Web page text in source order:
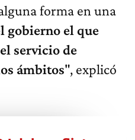
forma en una
gobierno el que
servicio de
ámbitos", explicó